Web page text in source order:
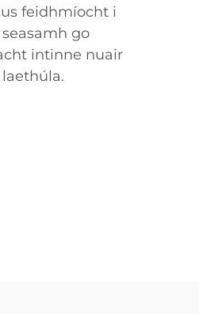
feidhmíocht i
go
intinne nuair